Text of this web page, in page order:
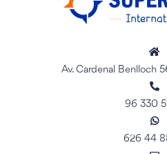
Av. Cardenal Benlloch
96 330
626 44